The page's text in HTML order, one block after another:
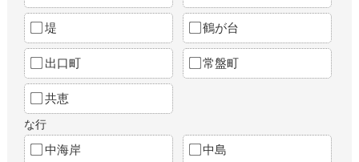
堤 鶴が台
出口町 常盤町
共恵
な行
中海岸 中島